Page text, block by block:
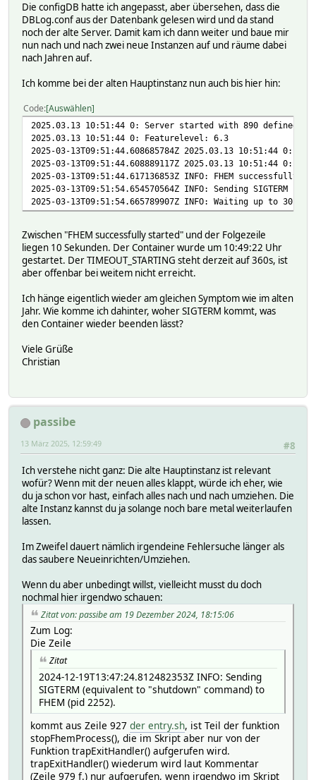
Die configDB hatte ich angepasst, aber übersehen, dass die
DBLog.conf aus der Datenbank gelesen wird und da stand
noch der alte Server. Damit kam ich dann weiter und baue mir
nun nach und nach zwei neue Instanzen auf und räume dabei
nach Jahren auf.
Ich komme bei der alten Hauptinstanz nun auch bis hier hin:
Code Auswählen
2025.03.13 10:51:44 0: Server started with 890 defined
2025.03.13 10:51:44 0: Featurelevel: 6.3
2025-03-13T09:51:44.608685784Z 2025.03.13 10:51:44 0:
2025-03-13T09:51:44.608889117Z 2025.03.13 10:51:44
2025-03-13T09:51:44.617136853Z INFO: FHEM successfully
2025-03-13T09:51:54.654570564Z INFO: Sending SIGTERM
2025-03-13T09:51:54.665789907Z INFO: Waiting up to 30s
Zwischen "FHEM successfully started" und der Folgezeile
liegen 10 Sekunden. Der Container wurde um 10:49:22 Uhr
gestartet. Der TIMEOUT_STARTING steht derzeit auf 360s, ist
aber offenbar bei weitem nicht erreicht.
Ich hänge eigentlich wieder am gleichen Symptom wie im alten
Jahr. Wie komme ich dahinter, woher SIGTERM kommt, was
den Container wieder beenden lässt?
Viele Grüße
Christian
passibe
#8
13 März 2025, 12:59:49
Ich verstehe nicht ganz: Die alte Hauptinstanz ist relevant
wofür? Wenn mit der neuen alles klappt, würde ich eher, wie
du ja schon vor hast, einfach alles nach und nach umziehen. Die
alte Instanz kannst du ja solange noch bare metal weiterlaufen
lassen.
Im Zweifel dauert nämlich irgendeine Fehlersuche länger als
das saubere Neueinrichten/Umziehen.
Wenn du aber unbedingt willst, vielleicht musst du doch
nochmal hier irgendwo schauen:
Zitat von: passibe am 19 Dezember 2024, 18:15:06
Zum Log:
Die Zeile
Zitat
2024-12-19T13:47:24.812482353Z INFO: Sending
SIGTERM (equivalent to "shutdown" command) to
FHEM (pid 2252).
kommt aus Zeile 927 der entry.sh, ist Teil der funktion
stopFhemProcess(), die im Skript aber nur von der
Funktion trapExitHandler() aufgerufen wird.
trapExitHandler() wiederum wird laut Kommentar
(Zeile 979 f.) nur aufgerufen, wenn irgendwo im Skript